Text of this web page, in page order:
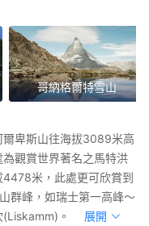
哥納格爾特雪山
爾卑斯山往海拔3089米高
觀賞世界著名之馬特洪
米，此處更可欣賞到
群峰，如瑞士第一高峰～
。
展開